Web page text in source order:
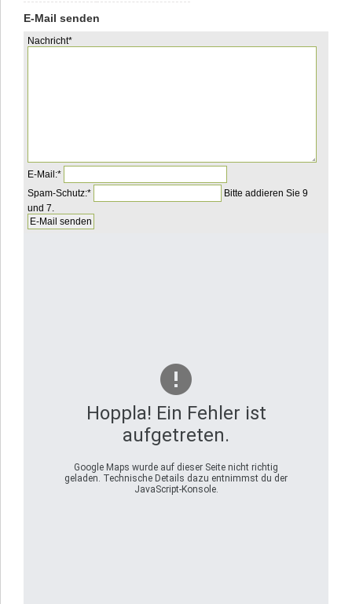
E-Mail senden
Pflichtfeld
Nachricht*
Pflichtfeld
E-Mail:*
Pflichtfeld
Spam-Schutz:*Bitte
addieren
2
und
Bitte addieren Sie 9
und 7.
Hoppla! Ein Fehler ist
aufgetreten.
Google Maps wurde auf dieser Seite nicht richtig
geladen. Technische Details dazu entnimmst du der
JavaScript-Konsole.